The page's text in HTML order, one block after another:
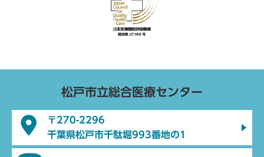
松戸市立総合医療センター
〒270-2296
千葉県松戸市千駄堀993番地の1